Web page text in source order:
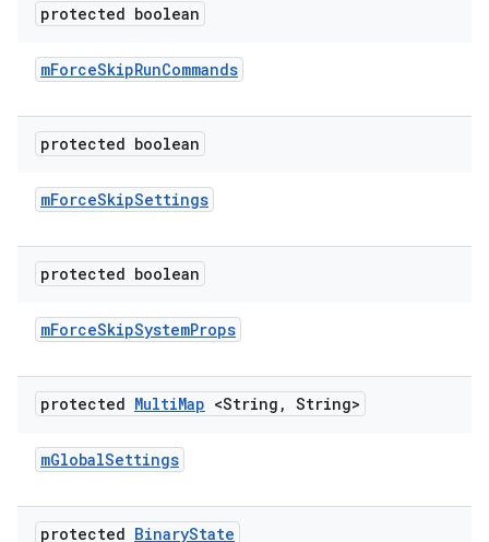
protected boolean
mForceSkipRunCommands
protected boolean
mForceSkipSettings
protected boolean
mForceSkipSystemProps
protected MultiMap <String , String>
mGlobalSettings
protected BinaryState